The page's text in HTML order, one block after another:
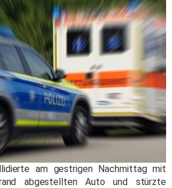
am gestrigen Nachmittag mit
abgestellten Auto und stürzte